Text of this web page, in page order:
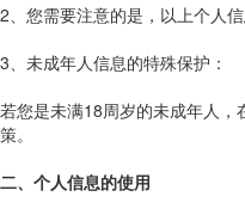
2、您需要注意的是，以上个人
3、未成年人信息的特殊保护：
若您是未满18周岁的未成年人
策。
二、个人信息的使用